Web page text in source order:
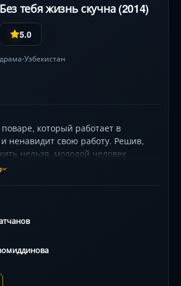
Без тебя жизнь скучна (2014)
5.0
драма•Узбекистан
который работает в
ненавидит свою работу. Решив,
нельзя, молодой человек
едет в Париж, чтобы связать
чем он себе представлял. Но
первый друг – девушка,
ресторанчике и также
работу. Она решает взять парня к
над голодным и промокшим